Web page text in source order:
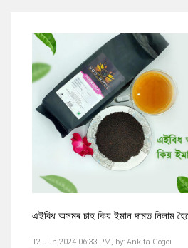
এইবিধ অসমৰ চাহ কিয় ইমান দামত নিলাম
12 Jun,2024 06:33 PM, by: Ankita Gogoi